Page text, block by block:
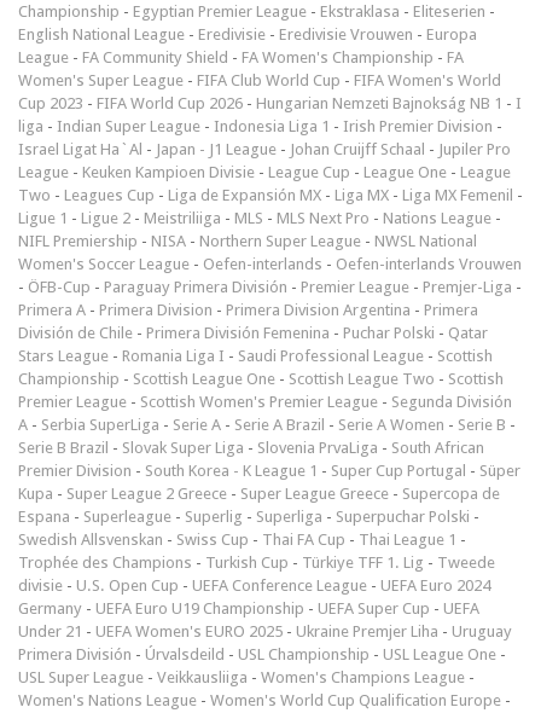
Championship - Egyptian Premier League - Ekstraklasa - Eliteserien -
English National League - Eredivisie - Eredivisie Vrouwen - Europa
League - FA Community Shield - FA Women's Championship - FA
Women's Super League - FIFA Club World Cup - FIFA Women's World
Cup 2023 - FIFA World Cup 2026 - Hungarian Nemzeti Bajnokság NB 1 - I
liga - Indian Super League - Indonesia Liga 1 - Irish Premier Division -
Israel Ligat Ha`Al - Japan - J1 League - Johan Cruijff Schaal - Jupiler Pro
League - Keuken Kampioen Divisie - League Cup - League One - League
Two - Leagues Cup - Liga de Expansión MX - Liga MX - Liga MX Femenil -
Ligue 1 - Ligue 2 - Meistriliiga - MLS - MLS Next Pro - Nations League -
NIFL Premiership - NISA - Northern Super League - NWSL National
Women's Soccer League - Oefen-interlands - Oefen-interlands Vrouwen
- ÖFB-Cup - Paraguay Primera División - Premier League - Premjer-Liga -
Primera A - Primera Division - Primera Division Argentina - Primera
División de Chile - Primera División Femenina - Puchar Polski - Qatar
Stars League - Romania Liga I - Saudi Professional League - Scottish
Championship - Scottish League One - Scottish League Two - Scottish
Premier League - Scottish Women's Premier League - Segunda División
A - Serbia SuperLiga - Serie A - Serie A Brazil - Serie A Women - Serie B -
Serie B Brazil - Slovak Super Liga - Slovenia PrvaLiga - South African
Premier Division - South Korea - K League 1 - Super Cup Portugal - Süper
Kupa - Super League 2 Greece - Super League Greece - Supercopa de
Espana - Superleague - Superlig - Superliga - Superpuchar Polski -
Swedish Allsvenskan - Swiss Cup - Thai FA Cup - Thai League 1 -
Trophée des Champions - Turkish Cup - Türkiye TFF 1. Lig - Tweede
divisie - U.S. Open Cup - UEFA Conference League - UEFA Euro 2024
Germany - UEFA Euro U19 Championship - UEFA Super Cup - UEFA
Under 21 - UEFA Women's EURO 2025 - Ukraine Premjer Liha - Uruguay
Primera División - Úrvalsdeild - USL Championship - USL League One -
USL Super League - Veikkausliiga - Women's Champions League -
Women's Nations League - Women's World Cup Qualification Europe -